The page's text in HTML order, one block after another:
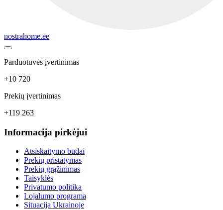
nostrahome.ee
Parduotuvės įvertinimas
+10 720
Prekių įvertinimas
+119 263
Informacija pirkėjui
Atsiskaitymo būdai
Prekių pristatymas
Prekių grąžinimas
Taisyklės
Privatumo politika
Lojalumo programa
Situacija Ukrainoje